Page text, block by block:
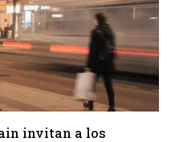
invitan a los